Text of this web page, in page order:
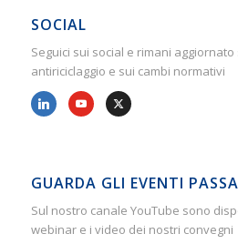
SOCIAL
Seguici sui social e rimani
antiriciclaggio e sui cambi normativi
GUARDA GLI EVENTI
Sul nostro canale YouTube sono
webinar e i video dei nostri convegni